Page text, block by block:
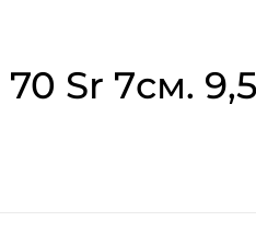
Sr 7см.